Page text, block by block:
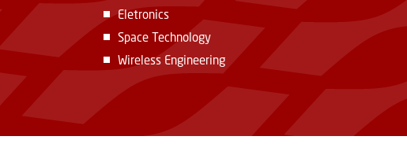
Eletronics
Space Technology
Wireless Engineering